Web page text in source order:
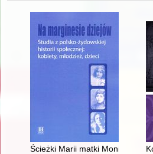
Ścieżki Marii matki Moniki